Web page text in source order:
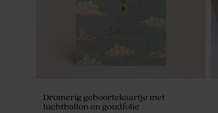
Dromerig geboortekaartje met
luchtballon en goudfolie